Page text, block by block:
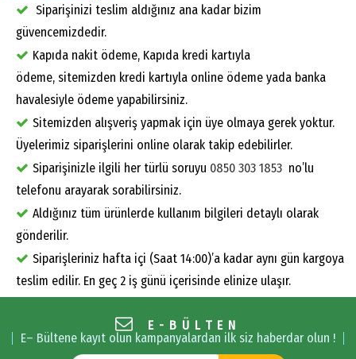
Siparişinizi teslim aldığınız ana kadar bizim
güvencemizdedir.
Kapıda nakit ödeme, Kapıda kredi kartıyla
ödeme, sitemizden kredi kartıyla online ödeme yada banka
havalesiyle ödeme yapabilirsiniz.
Sitemizden alışveriş yapmak için üye olmaya gerek yoktur.
Üyelerimiz siparişlerini online olarak takip edebilirler.
Siparişinizle ilgili her türlü soruyu 0850 303 1853 no’lu
telefonu arayarak sorabilirsiniz.
Aldığınız tüm ürünlerde kullanım bilgileri detaylı olarak
gönderilir.
Siparişleriniz hafta içi (Saat 14:00)’a kadar aynı gün kargoya
teslim edilir. En geç 2 iş günü içerisinde elinize ulaşır.
E-BÜLTEN
E– Bültene kayıt olun kampanyalardan ilk siz haberdar olun !